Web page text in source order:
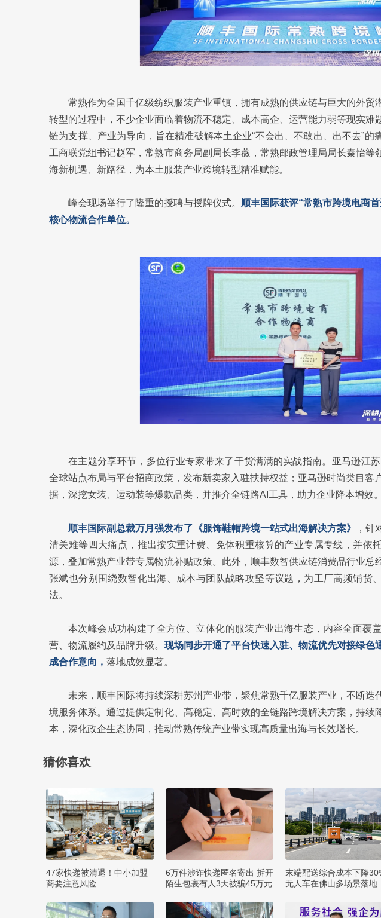
常熟作为全国千亿级纺织服装产业重镇，拥有成熟的供应链与巨大的外贸
转型的过程中，不少企业面临着物流不稳定、成本高企、运营能力弱等现实难
链为支撑、产业为导向，旨在精准破解本土企业“不会出、不敢出、出不去”的
工商联党组书记赵军，常熟市商务局副局长李薇，常熟邮政管理局局长秦怡等
海新机遇、新路径，为本土服装产业跨境转型精准赋能。
峰会现场举行了隆重的授聘与授牌仪式。 顺丰国际获评“常熟市跨境电商
核心物流合作单位。
在主题分享环节，多位行业专家带来了干货满满的实战指南。亚马逊江
全球站点布局与平台招商政策，发布新卖家入驻扶持权益；亚马逊时尚类目客
据，深挖女装、运动装等爆款品类，并推介全链路AI工具，助力企业降本增效。
顺丰国际副总裁万月强发布了《服饰鞋帽跨境一站式出海解决方案》
，针
清关难等四大痛点，推出按实重计费、免体积重核算的产业专属专线，并依
源，叠加常熟产业带专属物流补贴政策。此外，顺丰数智供应链消费品行业总
张斌也分别围绕数智化出海、成本与团队战略攻坚等议题，为工厂高频铺货
法。
本次峰会成功构建了全方位、立体化的服装产业出海生态，内容全面覆
营、物流履约及品牌升级。 现场同步开通了平台快速入驻、物流优先对接绿色
成合作意向， 落地成效显著。
未来，顺丰国际将持续深耕苏州产业带，聚焦常熟千亿服装产业，不断迭
境服务体系。通过提供定制化、高稳定、高时效的全链路跨境解决方案，持续
本，深化政企生态协同，推动常熟传统产业带实现高质量出海与长效增长。
猜你喜欢
47家快递被清退！中小加盟
商要注意风险
6万件涉诈快递匿名寄出 拆开
陌生包裹有人3天被骗45万元
末端配送综合成本下降
无人车在佛山多场景落地应